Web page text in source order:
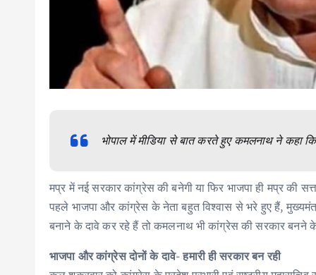
भोपाल में मीडिया से बात करते हुए कमलनाथ ने कहा
मप्र में नई सरकार कांग्रेस की बनेगी या फिर भाजपा ही मप्र की
पहले भाजपा और कांग्रेस के नेता बहुत विश्वास से भरे हुए हैं,
बनाने के दावे कर रहे हैं तो कमलनाथ भी कांग्रेस की सरकार बनने
भाजपा और कांग्रेस दोनों के दावे- हमारी ही सरकार बन रही